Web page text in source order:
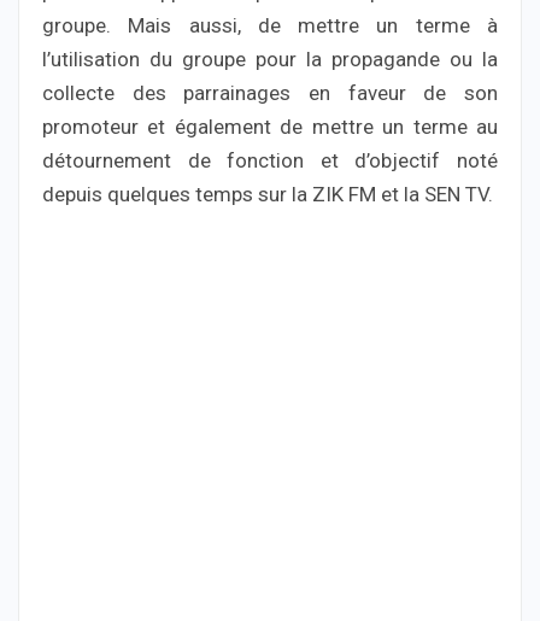
groupe. Mais aussi, de mettre un terme à
l’utilisation du groupe pour la propagande ou la
collecte des parrainages en faveur de son
promoteur et également de mettre un terme au
détournement de fonction et d’objectif noté
depuis quelques temps sur la ZIK FM et la SEN TV.